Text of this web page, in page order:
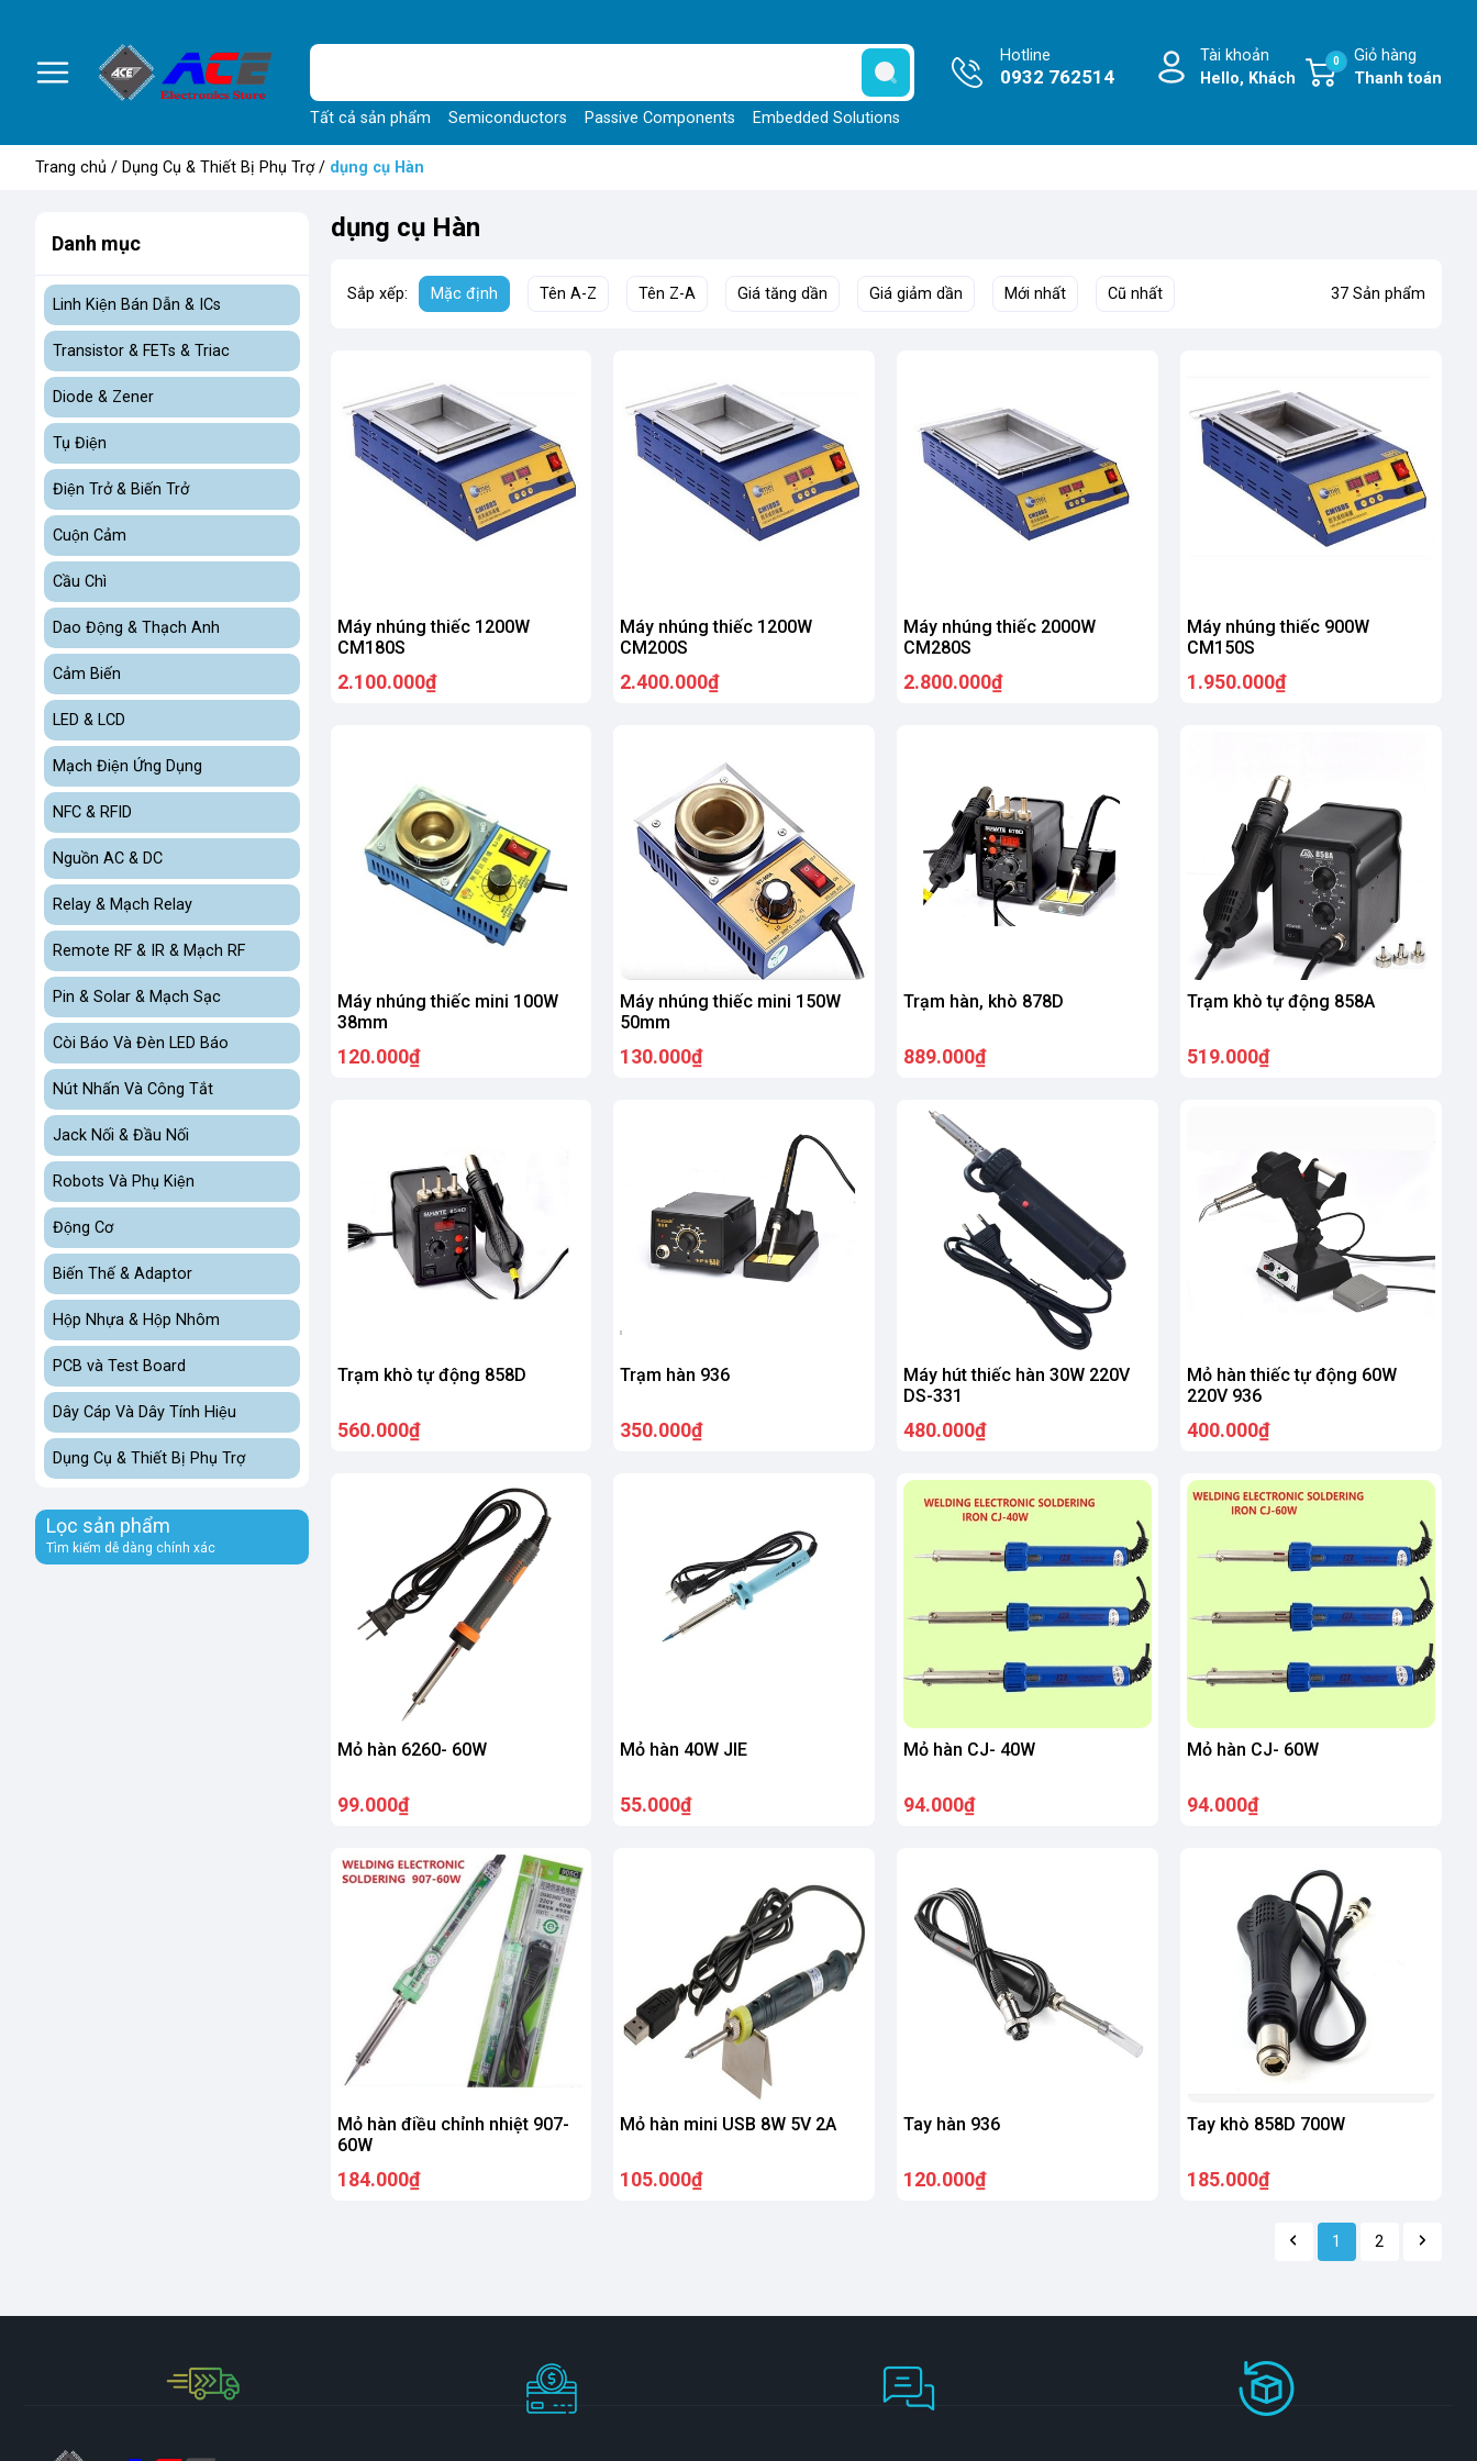
Tất cả sản phẩm Semiconductors Passive Components Embedded Solutions
Hotline
0932 762514
Tài khoản
Hello, Khách
Giỏ hàng
Thanh toán
0
Trang chủ / Dụng Cụ & Thiết Bị Phụ Trợ/ dụng cụ Hàn
Danh mục
Linh Kiện Bán Dẫn & ICs
Transistor & FETs & Triac
Diode & Zener
Tụ Điện
Điện Trở & Biến Trở
Cuộn Cảm
Cầu Chì
Dao Động & Thạch Anh
Cảm Biến
LED & LCD
Mạch Điện Ứng Dụng
NFC & RFID
Nguồn AC & DC
Relay & Mạch Relay
Remote RF & IR & Mạch RF
Pin & Solar & Mạch Sạc
Còi Báo Và Đèn LED Báo
Nút Nhấn Và Công Tắt
Jack Nối & Đầu Nối
Robots Và Phụ Kiện
Động Cơ
Biến Thế & Adaptor
Hộp Nhựa & Hộp Nhôm
PCB và Test Board
Dây Cáp Và Dây Tính Hiệu
Dụng Cụ & Thiết Bị Phụ Trợ
Lọc sản phẩm
Tìm kiếm dễ dàng chính xác
dụng cụ Hàn
Sắp xếp: Mặc định Tên A-Z Tên Z-A Giá tăng dần Giá giảm dần Mới nhất Cũ nhất 37 Sản phẩm
Máy nhúng thiếc 1200W
CM180S
2.100.000₫
Máy nhúng thiếc 1200W
CM200S
2.400.000₫
Máy nhúng thiếc 2000W
CM280S
2.800.000₫
Máy nhúng thiếc 900W
CM150S
1.950.000₫
Máy nhúng thiếc mini 100W
38mm
120.000₫
Máy nhúng thiếc mini 150W
50mm
130.000₫
Trạm hàn, khò 878D
889.000₫
Trạm khò tự động 858A
519.000₫
Trạm khò tự động 858D
560.000₫
Trạm hàn 936
350.000₫
Máy hút thiếc hàn 30W 220V
DS-331
480.000₫
Mỏ hàn thiếc tự động 60W
220V 936
400.000₫
Mỏ hàn 6260- 60W
99.000₫
Mỏ hàn 40W JIE
55.000₫
Mỏ hàn CJ- 40W
94.000₫
Mỏ hàn CJ- 60W
94.000₫
Mỏ hàn điều chỉnh nhiệt 907-
60W
184.000₫
Mỏ hàn mini USB 8W 5V 2A
105.000₫
Tay hàn 936
120.000₫
Tay khò 858D 700W
185.000₫
1 2